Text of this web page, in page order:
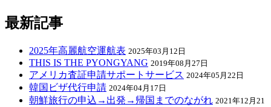
最新記事
2025年高麗航空運航表 2025年03月12日
THIS IS THE PYONGYANG 2019年08月27日
アメリカ査証申請サポートサービス 2024年05月22日
韓国ビザ代行申請 2024年04月17日
朝鮮旅行の申込→出発→帰国までのながれ 2021年12月21